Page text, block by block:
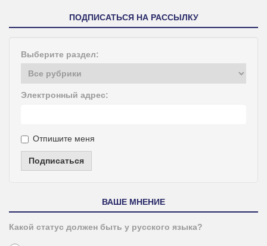
ПОДПИСАТЬСЯ НА РАССЫЛКУ
Выберите раздел:
Электронный адрес:
Отпишите меня
Подписаться
ВАШЕ МНЕНИЕ
Какой статус должен быть у русского языка?